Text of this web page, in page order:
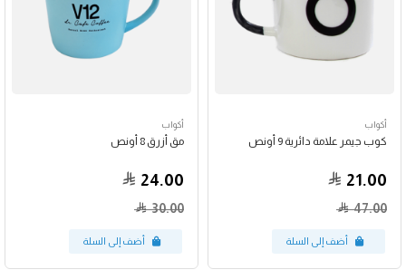
أكواب
كوب جيمر علامة دائرية 9 أونص
21.00
47.00
أكواب
مق أزرق 8 أونص
24.00
30.00